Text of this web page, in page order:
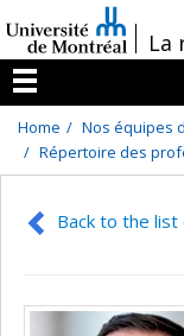
au
contenu
/La
Menu
Home
Nos équipes
Répertoire des
Back to the